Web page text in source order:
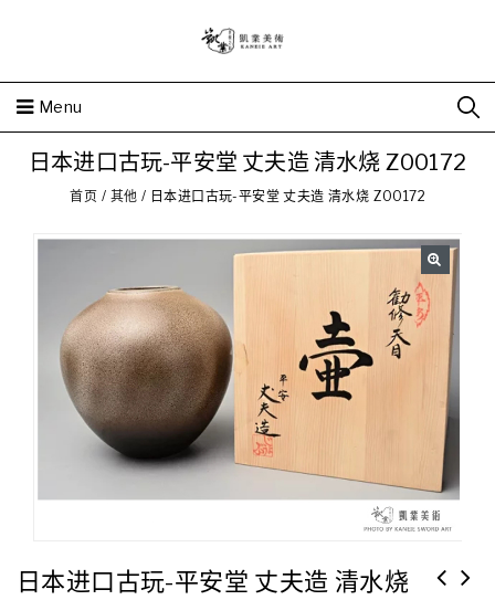
Menu
日本进口古玩-平安堂 丈夫造 清水烧 Z00172
首页 / 其他 / 日本进口古玩-平安堂 丈夫造 清水烧 Z00172
🔍
日本进口古玩-平安堂 丈夫造 清水烧